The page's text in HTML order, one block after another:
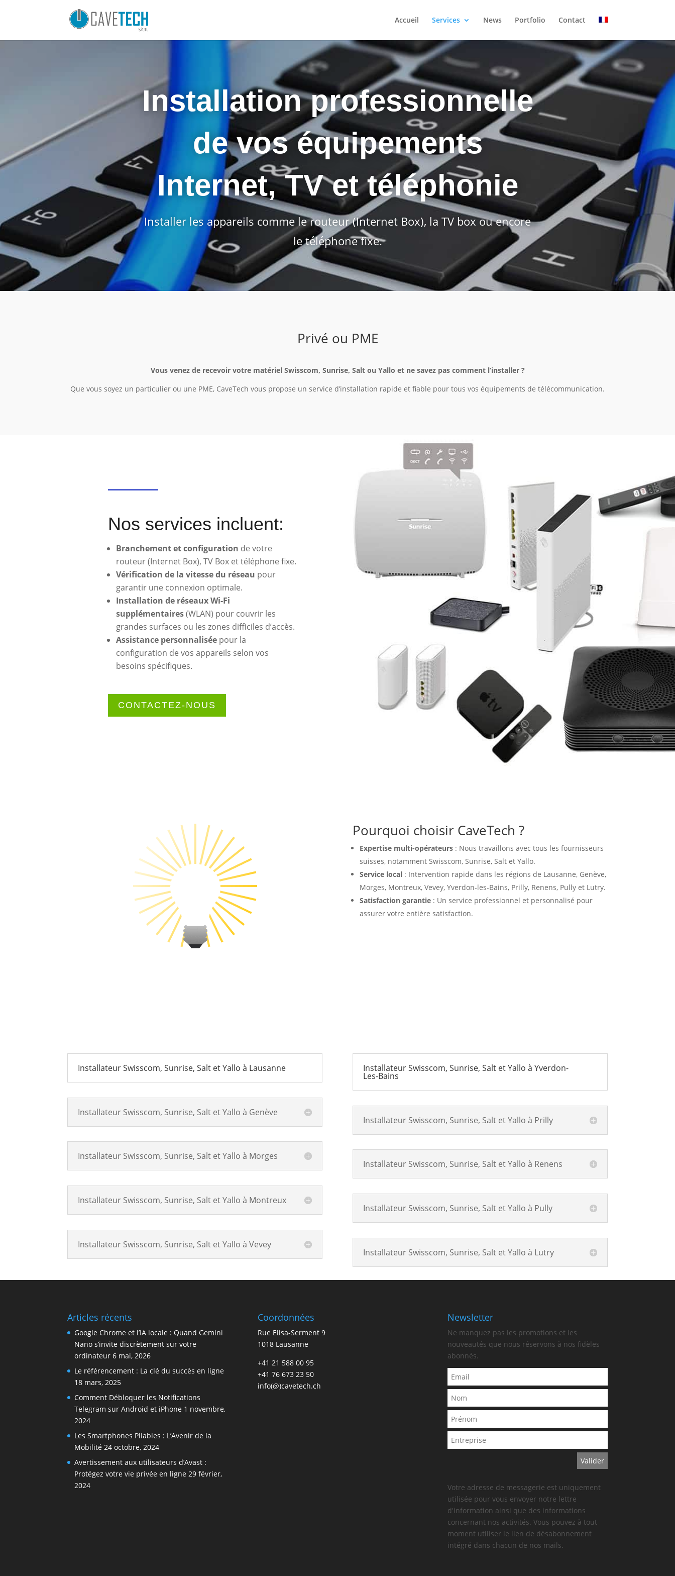
Accueil Services News Portfolio Contact
Installation professionnelle
de vos équipements
Internet, TV et téléphonie
Installer les appareils comme le routeur (Internet Box), la TV box ou encore
le téléphone fixe.
Privé ou PME
Vous venez de recevoir votre matériel Swisscom, Sunrise, Salt ou Yallo et ne savez pas comment l’installer ?
Que vous soyez un particulier ou une PME, CaveTech vous propose un service d’installation rapide et fiable pour tous vos équipements de télécommunication.
Nos services incluent:
Branchement et configuration de votre
routeur (Internet Box), TV Box et téléphone fixe.
Vérification de la vitesse du réseau pour
garantir une connexion optimale.
Installation de réseaux Wi-Fi
supplémentaires(WLAN) pour couvrir les
grandes surfaces ou les zones difficiles d’accès.
Assistance personnalisée pour la
configuration de vos appareils selon vos
besoins spécifiques.
CONTACTEZ-NOUS
Pourquoi choisir CaveTech ?
Expertise multi-opérateurs: Nous travaillons avec tous les fournisseurs
suisses, notamment Swisscom, Sunrise, Salt et Yallo.
Service local: Intervention rapide dans les régions de Lausanne, Genève,
Morges, Montreux, Vevey, Yverdon-les-Bains, Prilly, Renens, Pully et Lutry.
Satisfaction garantie: Un service professionnel et personnalisé pour
assurer votre entière satisfaction.
Installateur Swisscom, Sunrise, Salt et Yallo à Lausanne
Installateur Swisscom, Sunrise, Salt et Yallo à Genève
Installateur Swisscom, Sunrise, Salt et Yallo à Morges
Installateur Swisscom, Sunrise, Salt et Yallo à Montreux
Installateur Swisscom, Sunrise, Salt et Yallo à Vevey
Installateur Swisscom, Sunrise, Salt et Yallo à Yverdon-
Les-Bains
Installateur Swisscom, Sunrise, Salt et Yallo à Prilly
Installateur Swisscom, Sunrise, Salt et Yallo à Renens
Installateur Swisscom, Sunrise, Salt et Yallo à Pully
Installateur Swisscom, Sunrise, Salt et Yallo à Lutry
Articles récents
Google Chrome et l’IA locale : Quand Gemini
Nano s’invite discrètement sur votre
ordinateur 6 mai, 2026
Le référencement : La clé du succès en ligne
18 mars, 2025
Comment Débloquer les Notifications
Telegram sur Android et iPhone 1 novembre,
2024
Les Smartphones Pliables : L’Avenir de la
Mobilité 24 octobre, 2024
Avertissement aux utilisateurs d’Avast :
Protégez votre vie privée en ligne 29 février,
2024
Coordonnées
Rue Elisa-Serment 9
1018 Lausanne
+41 21 588 00 95
+41 76 673 23 50
info(@)cavetech.ch
Newsletter
Ne manquez pas les promotions et les
nouveautés que nous réservons à nos fidèles
abonnés.
Votre adresse de messagerie est uniquement
utilisée pour vous envoyer notre lettre
d'information ainsi que des informations
concernant nos activités. Vous pouvez à tout
moment utiliser le lien de désabonnement
intégré dans chacun de nos mails.